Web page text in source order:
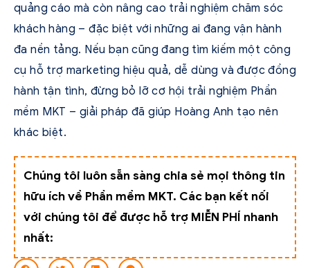
quảng cáo mà còn nâng cao trải nghiệm chăm sóc
khách hàng – đặc biệt với những ai đang vận hành
đa nền tảng. Nếu bạn cũng đang tìm kiếm một công
cụ hỗ trợ marketing hiệu quả, dễ dùng và được đồng
hành tận tình, đừng bỏ lỡ cơ hội trải nghiệm Phần
mềm MKT – giải pháp đã giúp Hoàng Anh tạo nên
khác biệt.
Chúng tôi luôn sẵn sàng chia sẻ mọi thông tin
hữu ích về Phần mềm MKT. Các bạn kết nối
với chúng tôi để được hỗ trợ MIỄN PHÍ nhanh
nhất: